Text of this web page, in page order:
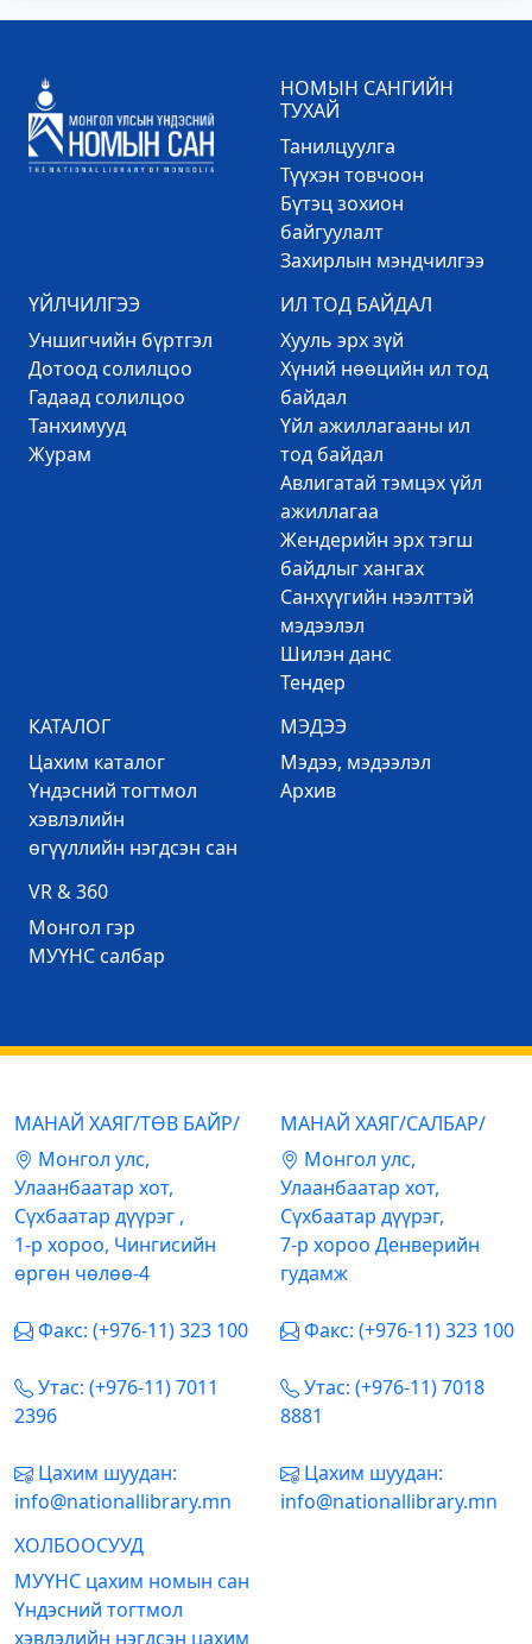
НОМЫН САНГИЙН
ТУХАЙ
Танилцуулга
Түүхэн товчоон
Бүтэц зохион
байгуулалт
Захирлын мэндчилгээ
ҮЙЛЧИЛГЭЭ
Уншигчийн бүртгэл
Дотоод солилцоо
Гадаад солилцоо
Танхимууд
Журам
ИЛ ТОД БАЙДАЛ
Хууль эрх зүй
Хүний нөөцийн ил тод
байдал
Үйл ажиллагааны ил
тод байдал
Авлигатай тэмцэх үйл
ажиллагаа
Жендерийн эрх тэгш
байдлыг хангах
Санхүүгийн нээлттэй
мэдээлэл
Шилэн данс
Тендер
КАТАЛОГ
Цахим каталог
Үндэсний тогтмол
хэвлэлийн
өгүүллийн нэгдсэн сан
МЭДЭЭ
Mэдээ, мэдээлэл
Архив
VR & 360
Mонгол гэр
МУҮНС салбар
МАНАЙ ХАЯГ/ТӨВ БАЙР/
Mонгол улс,
Улаанбаатар хот,
Сүхбаатар дүүрэг ,
1-р хороо, Чингисийн
өргөн чөлөө-4
Факс: (+976-11) 323 100
Утас: (+976-11) 7011
2396
Цахим шуудан:
info@nationallibrary.mn
МАНАЙ ХАЯГ/САЛБАР/
Mонгол улс,
Улаанбаатар хот,
Сүхбаатар дүүрэг,
7-р хороо Денверийн
гудамж
Факс: (+976-11) 323 100
Утас: (+976-11) 7018
8881
Цахим шуудан:
info@nationallibrary.mn
ХОЛБООСУУД
МУҮНС цахим номын сан
Үндэсний тогтмол
хэвлэлийн нэгдсэн цахим